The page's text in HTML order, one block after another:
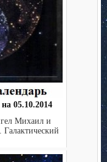
05.10.2014
Михаил и